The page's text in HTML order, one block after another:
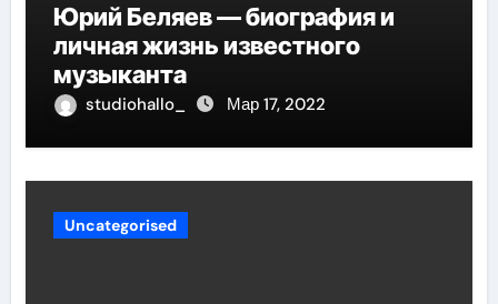
Юрий Беляев — биография и
личная жизнь известного
музыканта
studiohallo_ Мар 17, 2022
Uncategorised